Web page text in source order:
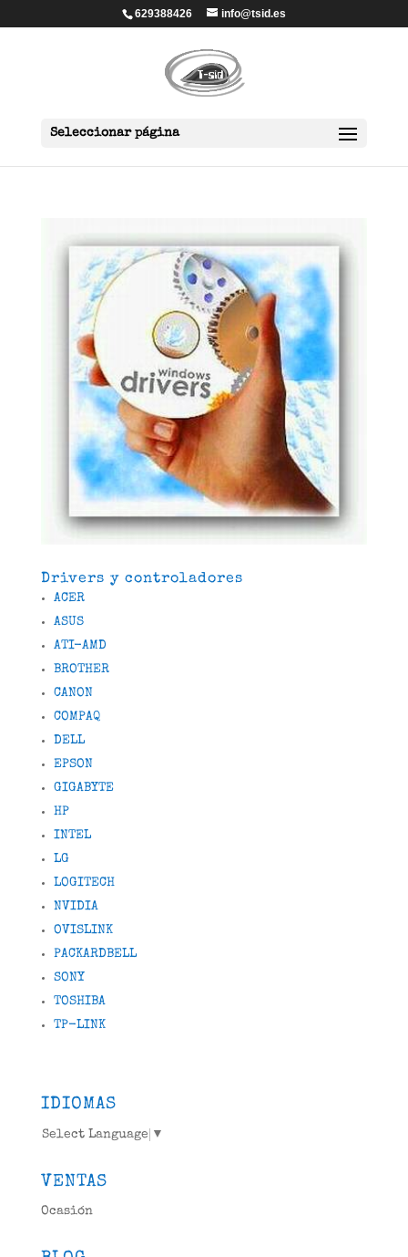
629388426 info@tsid.es
Seleccionar página
Drivers y controladores
ACER
ASUS
ATI-AMD
BROTHER
CANON
COMPAQ
DELL
EPSON
GIGABYTE
HP
INTEL
LG
LOGITECH
NVIDIA
OVISLINK
PACKARDBELL
SONY
TOSHIBA
TP-LINK
IDIOMAS
Select Language ▼
VENTAS
Ocasión